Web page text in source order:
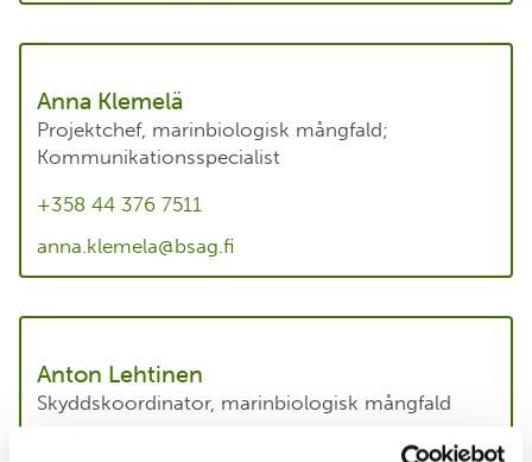
Anna Klemelä
Projektchef, marinbiologisk mångfald;
Kommunikationsspecialist
+358 44 376 7511
anna.klemela@bsag.fi
Anton Lehtinen
Skyddskoordinator, marinbiologisk mångfald